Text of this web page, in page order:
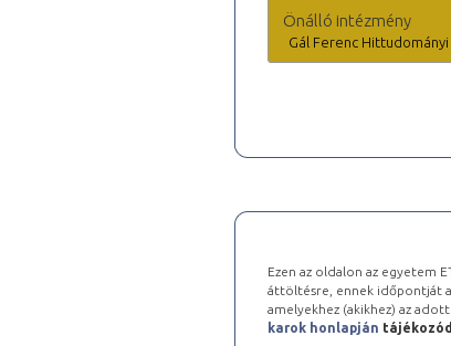
Önálló intézmény
Gál Ferenc Hittudományi
Ezen az oldalon az egyetem
áttöltésre, ennek időpontját az
amelyekhez (akikhez) az
karok honlapján